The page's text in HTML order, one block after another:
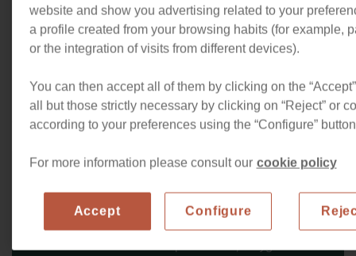
redécoré, il propose une ambiance chaleureuse et
accueillante, parfaite pour se sentir chez soi dès l’arrivée.
l’appartement bénéficie d’un emplacement stratégique. Il
se trouve juste en face d’une station de FGC, facilitant les
déplacements dans toute la ville. À proximité, vous
restaurants, répondant à tous vos besoins pendant votre
locale à Barcelone.
Produits essentiels
pour la salle de bain
Linge de lit
Articles de nettoyage
Machine à café
Lit d'enfant
Voir tous les équipements
Voyager avec nous signifie que voyager en toute
website and show you advertising related to your
a profile created from your browsing habits (for example,
or the integration of visits from different devices).
You can then accept all of them by clicking on the
all but those strictly necessary by clicking on “Reject” or
according to your preferences using the “Configure”
For more information please consult our cookie policy
Accept Configure